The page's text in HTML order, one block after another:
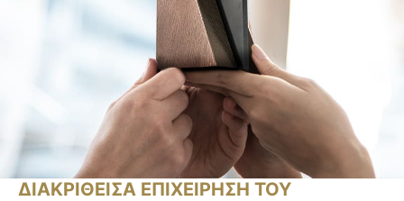
ΔΙΑΚΡΙΘΕΙΣΑ ΕΠΙΧΕΙΡΗΣΗ ΤΟΥ